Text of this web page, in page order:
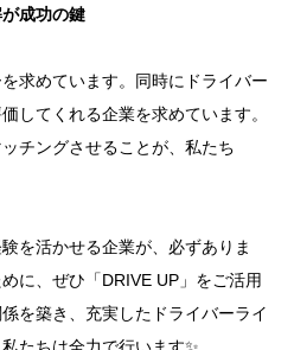
成功の鍵
求めています。同時にドライバー
してくれる企業を求めています。
チングさせることが、私たち
を活かせる企業が、必ずありま
に、ぜひ「DRIVE UP」をご活用
を築き、充実したドライバーライ
たちは全力で行います✨